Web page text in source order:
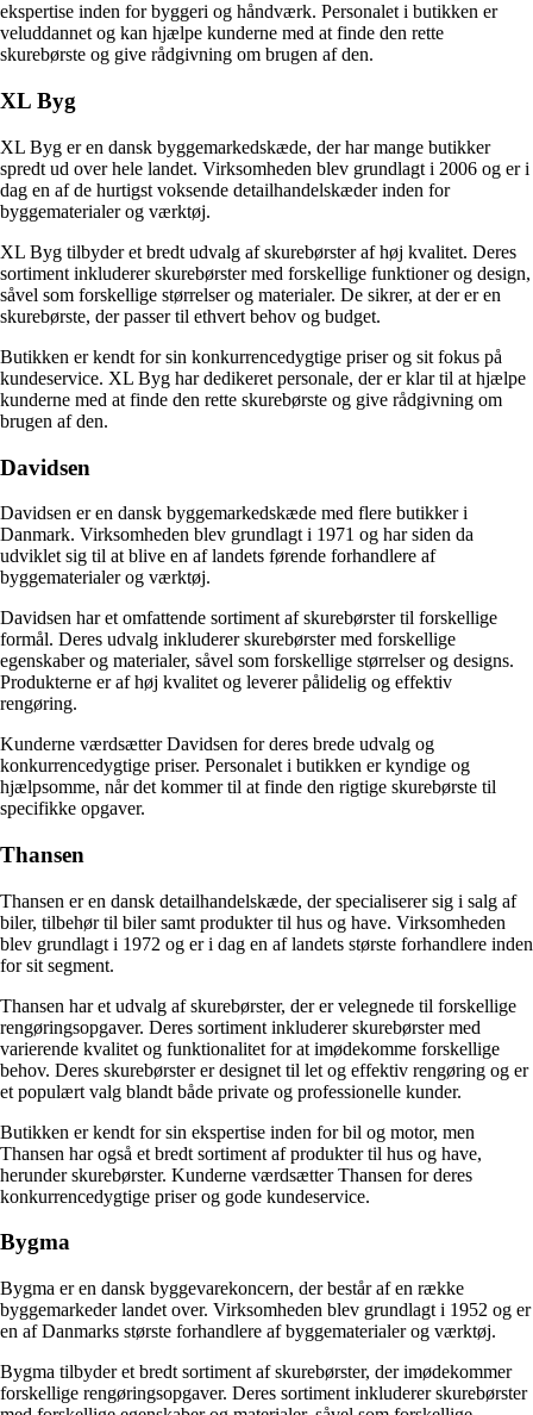
ekspertise inden for byggeri og håndværk. Personalet i butikken er
veluddannet og kan hjælpe kunderne med at finde den rette
skurebørste og give rådgivning om brugen af den.
XL Byg
XL Byg er en dansk byggemarkedskæde, der har mange butikker
spredt ud over hele landet. Virksomheden blev grundlagt i 2006 og er i
dag en af de hurtigst voksende detailhandelskæder inden for
byggematerialer og værktøj.
XL Byg tilbyder et bredt udvalg af skurebørster af høj kvalitet. Deres
sortiment inkluderer skurebørster med forskellige funktioner og design,
såvel som forskellige størrelser og materialer. De sikrer, at der er en
skurebørste, der passer til ethvert behov og budget.
Butikken er kendt for sin konkurrencedygtige priser og sit fokus på
kundeservice. XL Byg har dedikeret personale, der er klar til at hjælpe
kunderne med at finde den rette skurebørste og give rådgivning om
brugen af den.
Davidsen
Davidsen er en dansk byggemarkedskæde med flere butikker i
Danmark. Virksomheden blev grundlagt i 1971 og har siden da
udviklet sig til at blive en af landets førende forhandlere af
byggematerialer og værktøj.
Davidsen har et omfattende sortiment af skurebørster til forskellige
formål. Deres udvalg inkluderer skurebørster med forskellige
egenskaber og materialer, såvel som forskellige størrelser og designs.
Produkterne er af høj kvalitet og leverer pålidelig og effektiv
rengøring.
Kunderne værdsætter Davidsen for deres brede udvalg og
konkurrencedygtige priser. Personalet i butikken er kyndige og
hjælpsomme, når det kommer til at finde den rigtige skurebørste til
specifikke opgaver.
Thansen
Thansen er en dansk detailhandelskæde, der specialiserer sig i salg af
biler, tilbehør til biler samt produkter til hus og have. Virksomheden
blev grundlagt i 1972 og er i dag en af landets største forhandlere inden
for sit segment.
Thansen har et udvalg af skurebørster, der er velegnede til forskellige
rengøringsopgaver. Deres sortiment inkluderer skurebørster med
varierende kvalitet og funktionalitet for at imødekomme forskellige
behov. Deres skurebørster er designet til let og effektiv rengøring og er
et populært valg blandt både private og professionelle kunder.
Butikken er kendt for sin ekspertise inden for bil og motor, men
Thansen har også et bredt sortiment af produkter til hus og have,
herunder skurebørster. Kunderne værdsætter Thansen for deres
konkurrencedygtige priser og gode kundeservice.
Bygma
Bygma er en dansk byggevarekoncern, der består af en række
byggemarkeder landet over. Virksomheden blev grundlagt i 1952 og er
en af Danmarks største forhandlere af byggematerialer og værktøj.
Bygma tilbyder et bredt sortiment af skurebørster, der imødekommer
forskellige rengøringsopgaver. Deres sortiment inkluderer skurebørster